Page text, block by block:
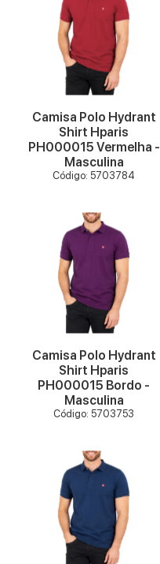
VER MAIS
Camisa Polo Hydrant
Shirt Hparis
PH000015 Vermelha -
Masculina
Código: 5703784
VER MAIS
Camisa Polo Hydrant
Shirt Hparis
PH000015 Bordo -
Masculina
Código: 5703753
VER MAIS